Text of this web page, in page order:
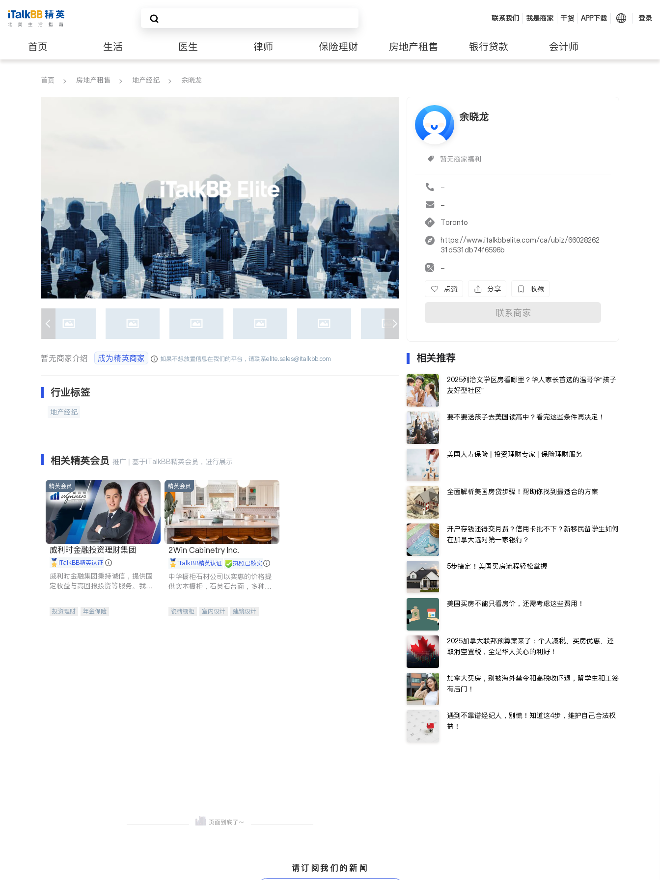
联系我们 我是商家 干货 APP下载 登录
首页 生活 医生 律师 保险理财 房地产租售 银行贷款 会计师
建筑装修
首页 房地产租售 地产经纪 余晓龙
余晓龙
暂无商家福利
-
-
Toronto
https://www.italkbbelite.com/ca/ubiz/66028262
31d531db74f6596b
-
点赞 分享 收藏
联系商家
暂无商家介绍 成为精英商家 如果不想放置信息在我们的平台，请联系elite.sales@italkbb.com
行业标签
地产经纪
相关精英会员 推广 | 基于iTalkBB精英会员，进行展示
精英会员
威利时金融投资理财集团
iTalkBB精英认证
威利时金融集团秉持诚信，提供固
定收益与高回报投资等服务。我们
元化组合，助力客户实现目标
投资理财
年金保险
精英会员
2Win Cabinetry Inc.
iTalkBB精英认证 执照已核实
中华橱柜石材公司以实惠的价格提
供实木橱柜，石英石台面，多种优
机。品质厨房，家的选择。
瓷砖橱柜 室内设计
建筑设计
相关推荐
2025列治文学区房看哪里？华人家长首选的温哥华“孩子
友好型社区”
要不要送孩子去美国读高中？看完这些条件再决定！
美国人寿保险 | 投资理财专家 | 保险理财服务
全面解析美国房贷步骤！帮助你找到最适合的方案
开户存钱还得交月费？信用卡批不下？新移民留学生如何
在加拿大选对第一家银行？
5步搞定！美国买房流程轻松掌握
美国买房不能只看房价，还需考虑这些费用！
2025加拿大联邦预算案来了：个人减税、买房优惠、还
取消空置税，全是华人关心的利好！
加拿大买房，别被海外禁令和高税收吓退，留学生和工签
有后门！
遇到不靠谱经纪人，别慌！知道这4步，维护自己合法权
益！
请订阅我们的新闻